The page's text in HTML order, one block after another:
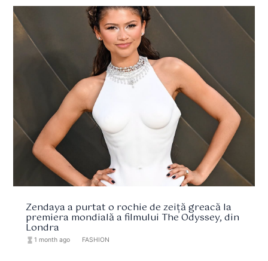
Zendaya a purtat o rochie de zeiță greacă la
premiera mondială a filmului The Odyssey, din
Londra
hourglass_full 1 month ago FASHION